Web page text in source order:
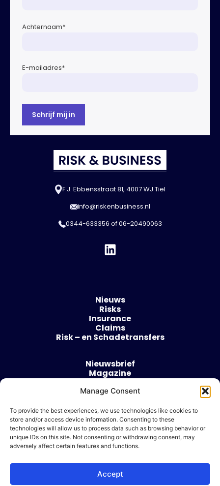
Manage Consent
To provide the best experiences, we use technologies like cookies to
store and/or access device information. Consenting to these
technologies will allow us to process data such as browsing behavior or
unique IDs on this site. Not consenting or withdrawing consent, may
adversely affect certain features and functions.
Accept
Achternaam*
E-mailadres*
F.J. Ebbensstraat 81, 4007 WJ Tiel
info@riskenbusiness.nl
0344-633356 of06-20490063
Nieuws
Risks
Insurance
Claims
Risk – en Schadetransfers
Nieuwsbrief
Magazine
Over
Algemene voorwaarden
Cookie beleid
Ik wil adverteren